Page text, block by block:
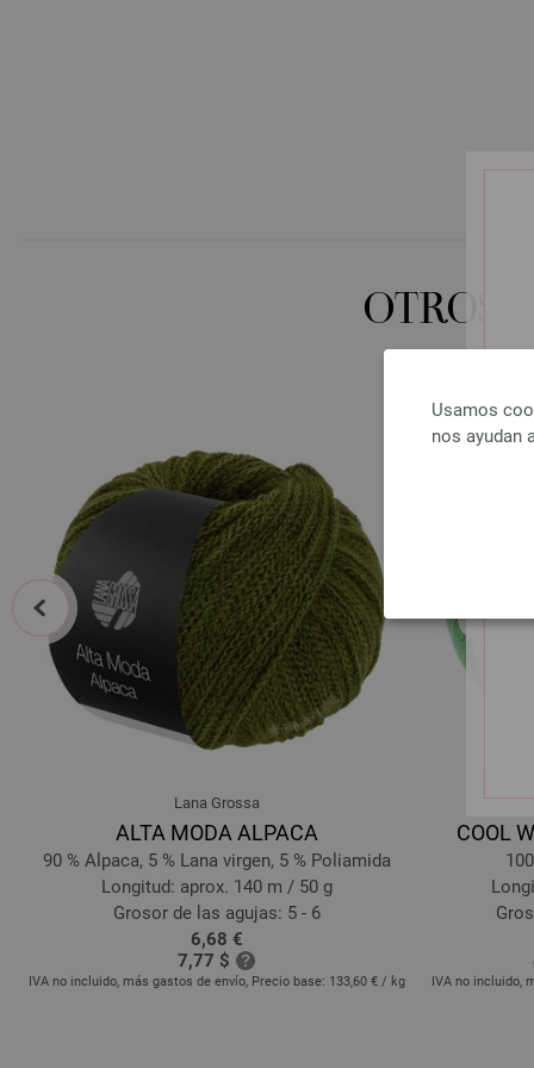
Usamos
nos ayudan
OTROS
Lana Grossa
ALTA MODA ALPACA
90 % Alpaca, 5 % Lana virgen, 5 % Poliamida
Longitud: aprox. 140 m / 50 g
Grosor de las agujas: 5 - 6
6,68 €
7,77 $
IVA no incluido, más gastos de envío, Precio base: 133,60 € / kg
COOL
IVA no incluido,
prev